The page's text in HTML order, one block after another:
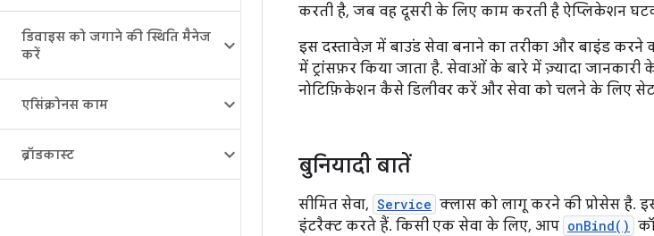
डिवाइस को जगाने की स्थिति मैनेज
करें
एसिंक्रोनस काम
ब्रॉडकास्ट
करती है, जब वह दूसरी के लिए काम करती है ऐप्लिकेशन
इस दस्तावेज़ में बाउंड सेवा बनाने का तरीका और बाइंड करने
में ट्रांसफ़र किया जाता है. सेवाओं के बारे में ज़्यादा
नोटिफ़िकेशन कैसे डिलीवर करें और सेवा को चलने के लिए
बुनियादी बातें
सीमित सेवा, Service क्लास को लागू करने की प्रोसेस है.
इंटरैक्ट करते हैं. किसी एक सेवा के लिए, आप onBind()